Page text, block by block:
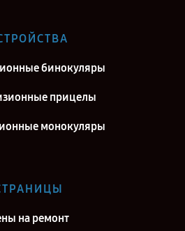
Fortuna в г. Киров
в г. Санкт-Петербург
бинокуляры
прицелы
монокуляры
на ремонт